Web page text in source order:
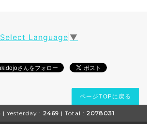
Select Language ▼
ページTOPに戻る
| Yesterday : 2469 | Total : 2078031